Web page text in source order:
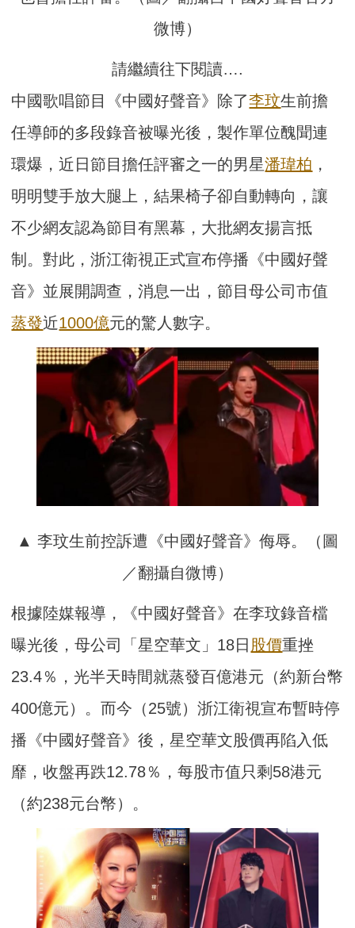
微博）
請繼續往下閱讀….
中國歌唱節目《中國好聲音》除了李玟生前擔
任導師的多段錄音被曝光後，製作單位醜聞連
環爆，近日節目擔任評審之一的男星潘瑋柏 ，
明明雙手放大腿上，結果椅子卻自動轉向，讓
不少網友認為節目有黑幕，大批網友揚言抵
制。對此，浙江衛視正式宣布停播《中國好聲
音》並展開調查，消息一出，節目母公司市值
蒸發近1000億元的驚人數字。
▲ 李玟生前控訴遭《中國好聲音》侮辱。（圖
／翻攝自微博）
根據陸媒報導，《中國好聲音》在李玟錄音檔
曝光後，母公司「星空華文」18日 股價重挫
23.4％，光半天時間就蒸發百億港元（約新台幣
400億元）。而今（25號）浙江衛視宣布暫時停
播《中國好聲音》後，星空華文股價再陷入低
靡，收盤再跌12.78％，每股市值只剩58港元
（約238元台幣）。